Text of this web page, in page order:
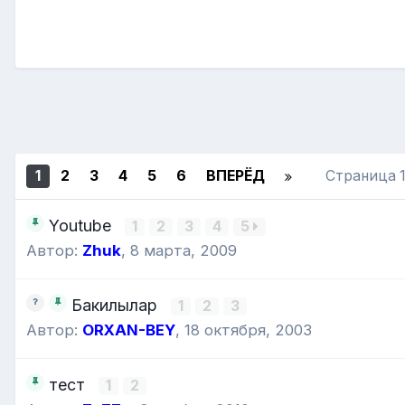
1 2 3 4 5 6 ВПЕРЁД Страница
Youtube 1 2 3 4 5
Автор: Zhuk, 8 марта, 2009
Бакилылар 1 2 3
Автор: ORXAN-BEY, 18 октября, 2003
тест 1 2